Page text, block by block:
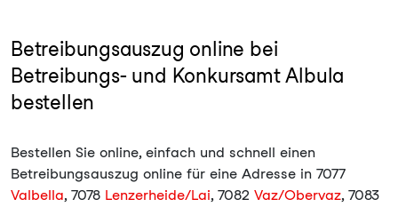
Betreibungsauszug online bei
Betreibungs- und Konkursamt Albula
bestellen
Bestellen Sie online, einfach und schnell einen
Betreibungsauszug online für eine Adresse in 7077
Valbella, 7078 Lenzerheide/Lai, 7082 Vaz/Obervaz, 7083